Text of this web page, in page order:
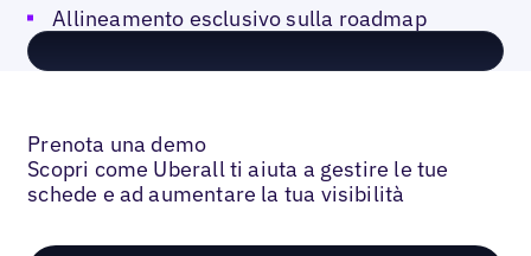
Allineamento esclusivo sulla roadmap
Prenota una demo
Scopri come Uberall ti aiuta a gestire le tue
schede e ad aumentare la tua visibilità